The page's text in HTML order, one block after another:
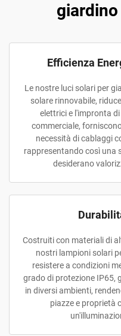
giardino
Efficienza
Le nostre luci solari per
solare rinnovabile,
elettrici e l'impronta
commerciale,
necessità di cablaggi
rappresentando così una
desiderano
Costruiti con materiali di
nostri lampioni solari
resistere a condizioni
grado di protezione IP65,
in diversi ambienti,
piazze e proprietà